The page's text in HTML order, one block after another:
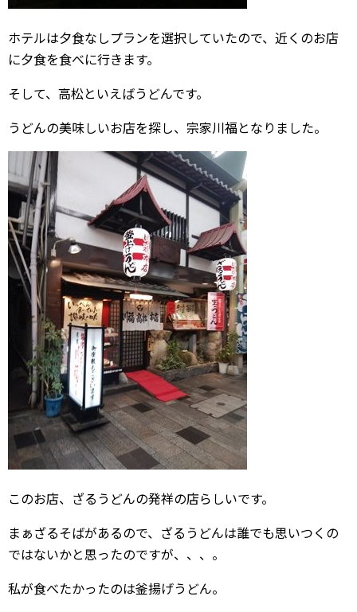
ホテルは夕食なしプランを選択していたので、近くのお店
に夕食を食べに行きます。
そして、高松といえばうどんです。
うどんの美味しいお店を探し、宗家川福となりました。
このお店、ざるうどんの発祥の店らしいです。
まぁざるそばがあるので、ざるうどんは誰でも思いつくの
ではないかと思ったのですが、、、。
私が食べたかったのは釜揚げうどん。